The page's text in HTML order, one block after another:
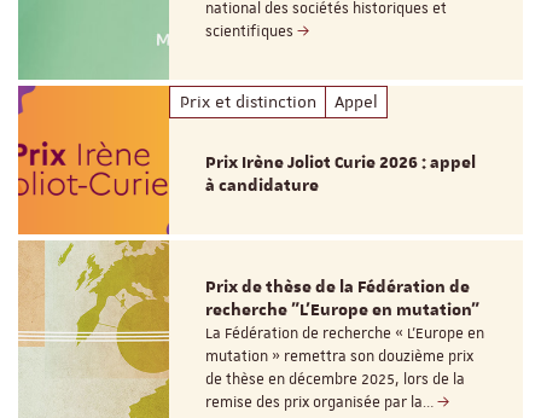
national des sociétés historiques et
scientifiques
Prix et distinction Appel
Prix Irène Joliot Curie 2026 : appel
à candidature
Prix de thèse de la Fédération de
recherche "L’Europe en mutation"
La Fédération de recherche « L’Europe en
mutation » remettra son douzième prix
de thèse en décembre 2025, lors de la
remise des prix organisée par la…